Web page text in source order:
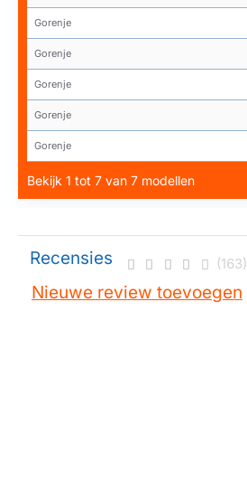
Gorenje
Gorenje
Gorenje
Gorenje
Gorenje
Bekijk 1 tot 7 van 7 modellen
Recensies (163)
Nieuwe review toevoegen